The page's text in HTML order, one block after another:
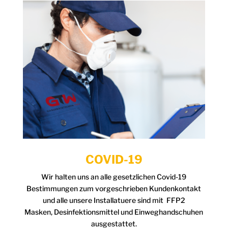
COVID-19
Wir halten uns an alle gesetzlichen Covid-19
Bestimmungen zum vorgeschrieben Kundenkontakt
und alle unsere Installatuere sind mit FFP2
Masken, Desinfektionsmittel und Einweghandschuhen
ausgestattet.